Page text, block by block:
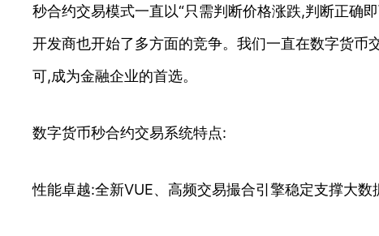
秒合约交易模式一直以“只需判断价格涨跌,判断正确
开发商也开始了多方面的竞争。我们一直在数字货币
可,成为金融企业的首选。
数字货币秒合约交易系统特点:
性能卓越:全新VUE、高频交易撮合引擎稳定支撑大数